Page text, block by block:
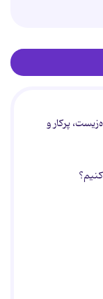
پرکار و